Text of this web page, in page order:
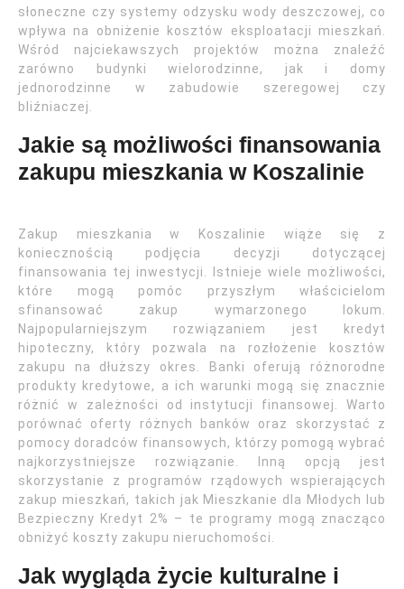
słoneczne czy systemy odzysku wody deszczowej, co
wpływa na obniżenie kosztów eksploatacji mieszkań.
Wśród najciekawszych projektów można znaleźć
zarówno budynki wielorodzinne, jak i domy
jednorodzinne w zabudowie szeregowej czy
bliźniaczej.
Jakie są możliwości finansowania
zakupu mieszkania w Koszalinie
Zakup mieszkania w Koszalinie wiąże się z
koniecznością podjęcia decyzji dotyczącej
finansowania tej inwestycji. Istnieje wiele możliwości,
które mogą pomóc przyszłym właścicielom
sfinansować zakup wymarzonego lokum.
Najpopularniejszym rozwiązaniem jest kredyt
hipoteczny, który pozwala na rozłożenie kosztów
zakupu na dłuższy okres. Banki oferują różnorodne
produkty kredytowe, a ich warunki mogą się znacznie
różnić w zależności od instytucji finansowej. Warto
porównać oferty różnych banków oraz skorzystać z
pomocy doradców finansowych, którzy pomogą wybrać
najkorzystniejsze rozwiązanie. Inną opcją jest
skorzystanie z programów rządowych wspierających
zakup mieszkań, takich jak Mieszkanie dla Młodych lub
Bezpieczny Kredyt 2% – te programy mogą znacząco
obniżyć koszty zakupu nieruchomości.
Jak wygląda życie kulturalne i